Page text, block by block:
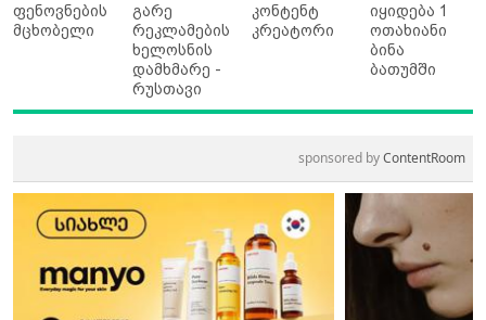
ფენოვნების
მცხობელი
გარე
რეკლამების
ხელოსნის
დამხმარე -
რუსთავი
კონტენტ
კრეატორი
იყიდება 1
ოთახიანი
ბინა
ბათუმში
sponsored byContentRoom